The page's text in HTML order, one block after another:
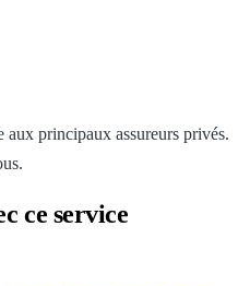
principaux assureurs privés.
ce service